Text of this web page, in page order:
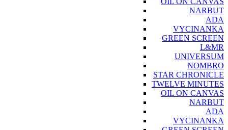
NARBUT
ADA
VYCINANKA
GREEN SCREEN
L&MR
UNIVERSUM
NOMBRO
STAR CHRONICLE
TWELVE MINUTES
OIL ON CANVAS
NARBUT
ADA
VYCINANKA